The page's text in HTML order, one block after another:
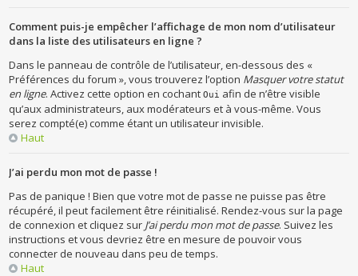
Comment puis-je empêcher l’affichage de mon nom d’utilisateur
dans la liste des utilisateurs en ligne ?
Dans le panneau de contrôle de l’utilisateur, en-dessous des «
Préférences du forum », vous trouverez l’option Masquer votre statut
en ligne. Activez cette option en cochantOui afin de n’être visible
qu’aux administrateurs, aux modérateurs et à vous-même. Vous
serez compté(e) comme étant un utilisateur invisible.
Haut
J’ai perdu mon mot de passe !
Pas de panique ! Bien que votre mot de passe ne puisse pas être
récupéré, il peut facilement être réinitialisé. Rendez-vous sur la page
de connexion et cliquez sur J’ai perdu mon mot de passe. Suivez les
instructions et vous devriez être en mesure de pouvoir vous
connecter de nouveau dans peu de temps.
Haut